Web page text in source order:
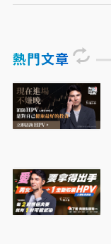
熱門文章